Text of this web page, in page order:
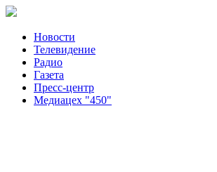
Новости
Телевидение
Радио
Газета
Пресс-центр
Медиацех "450"